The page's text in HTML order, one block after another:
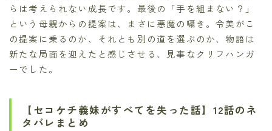
らは考えられない成長です。最後の「手を組まない？」
という母親からの提案は、まさに悪魔の囁き。令美がこ
の提案に乗るのか、それとも別の道を選ぶのか、物語は
新たな局面を迎えたと感じさせる、見事なクリフハンガ
ーでした。
【セコケチ義妹がすべてを失った話】12話のネ
タバレまとめ